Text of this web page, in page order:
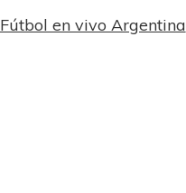
Fútbol en vivo Argentina